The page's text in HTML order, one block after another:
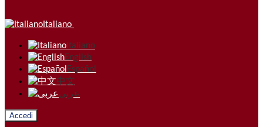
Italiano
Italiano
English
Español
中文
عربى
Accedi